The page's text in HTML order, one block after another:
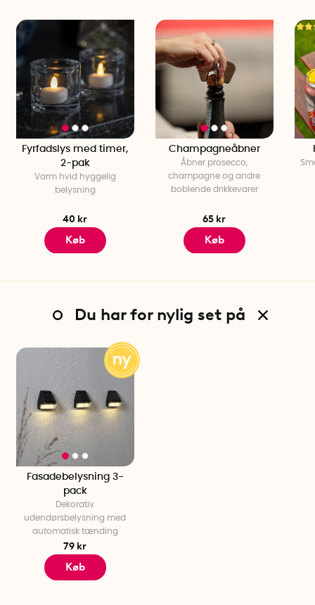
Fyrfadslys med timer,
2-pak
Varm hvid hyggelig
belysning
40 kr
Køb
Champagneåbner
Åbner prosecco,
champagne og andre
boblende drikkevarer
65 kr
Køb
Du har for nylig set på
Fasadebelysning 3-
pack
Dekorativ
udendørsbelysning med
automatisk tænding
79 kr
Køb